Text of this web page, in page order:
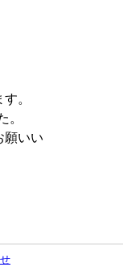
。
。
願いい